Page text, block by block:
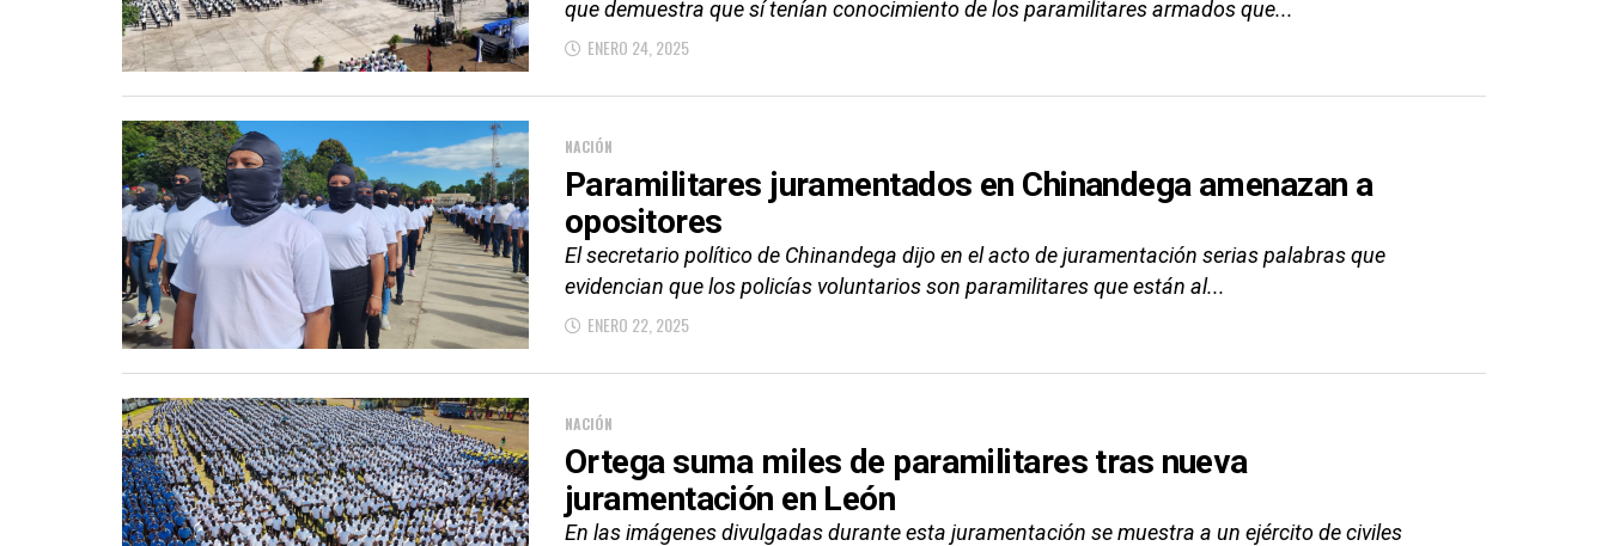
que demuestra que sí tenían conocimiento de los paramilitares armados que...
ENERO 24, 2025
NACIÓN
Paramilitares juramentados en Chinandega amenazan a
opositores
El secretario político de Chinandega dijo en el acto de juramentación serias palabras que
evidencian que los policías voluntarios son paramilitares que están al...
ENERO 22, 2025
NACIÓN
Ortega suma miles de paramilitares tras nueva
juramentación en León
En las imágenes divulgadas durante esta juramentación se muestra a un ejército de civiles